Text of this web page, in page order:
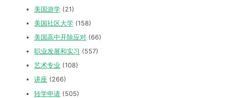
美国游学 (21)
美国社区大学 (158)
美国高中开除应对 (66)
职业发展和实习 (557)
艺术专业 (108)
讲座 (266)
转学申请 (505)